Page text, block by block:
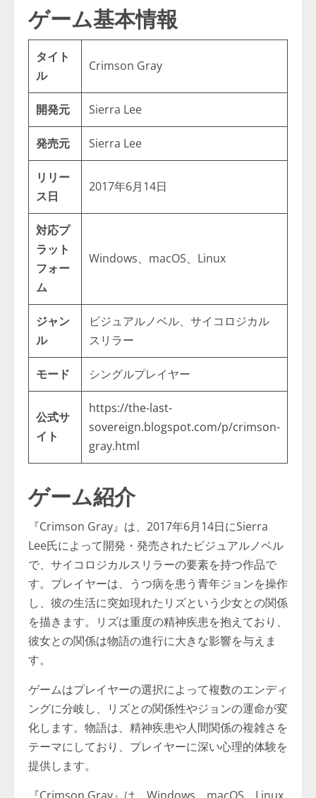
ゲーム基本情報
タイト
ル
Crimson Gray
開発元 Sierra Lee
発売元 Sierra Lee
リリー
ス日
2017年6月14日
対応プ
ラット
フォー
ム
Windows、macOS、Linux
ジャン
ル
ビジュアルノベル、サイコロジカル
スリラー
モード シングルプレイヤー
公式サ
イト
https://the-last-
sovereign.blogspot.com/p/crimson-
gray.html
ゲーム紹介
『Crimson Gray』は、2017年6月14日にSierra
Lee氏によって開発・発売されたビジュアルノベル
で、サイコロジカルスリラーの要素を持つ作品で
す。プレイヤーは、うつ病を患う青年ジョンを操作
し、彼の生活に突如現れたリズという少女との関係
を描きます。リズは重度の精神疾患を抱えており、
彼女との関係は物語の進行に大きな影響を与えま
す。
ゲームはプレイヤーの選択によって複数のエンディ
ングに分岐し、リズとの関係性やジョンの運命が変
化します。物語は、精神疾患や人間関係の複雑さを
テーマにしており、プレイヤーに深い心理的体験を
提供します。